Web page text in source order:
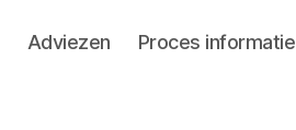
Adviezen Proces informatie